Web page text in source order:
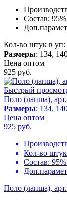
Состав:
Кол-во штук в уп:
Размеры: 134,
Цена оптом
925 руб.
Быстрый
Поло (лапша),
Размеры: 134,
Цена оптом
925 руб.
Кол-во
Состав:
Поло (лапша),